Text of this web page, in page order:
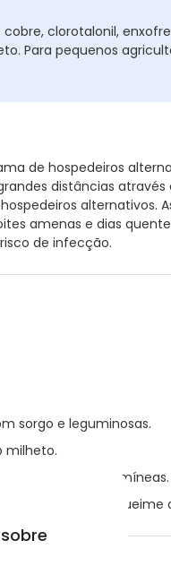
clorotalonil,
Para pequenos
de hospedeiros
distâncias
alternativos.
amenas e dias
de infecção.
sorgo e leguminosas.
milheto.
como as gramíneas.
– remova ou queime